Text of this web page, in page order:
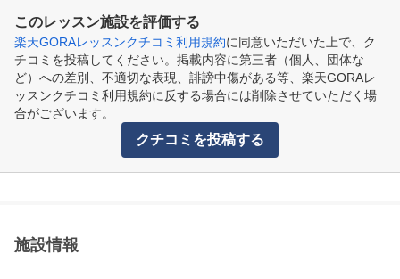
このレッスン施設を評価する
楽天GORAレッスンクチコミ利用規約に同意いただいた上で、ク
チコミを投稿してください。掲載内容に第三者（個人、団体な
ど）への差別、不適切な表現、誹謗中傷がある等、楽天GORAレ
ッスンクチコミ利用規約に反する場合には削除させていただく場
合がございます。
クチコミを投稿する
施設情報